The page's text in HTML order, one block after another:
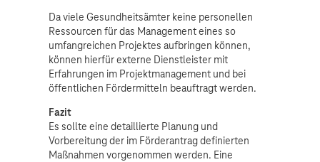
Da viele Gesundheitsämter keine personellen
Ressourcen für das Management eines so
umfangreichen Projektes aufbringen können,
können hierfür externe Dienstleister mit
Erfahrungen im Projektmanagement und bei
öffentlichen Fördermitteln beauftragt werden.
Fazit
Es sollte eine detaillierte Planung und
Vorbereitung der im Förderantrag definierten
Maßnahmen vorgenommen werden. Eine